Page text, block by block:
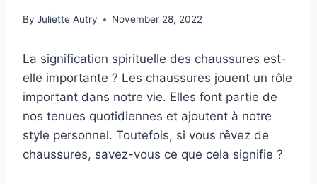
By Juliette Autry November 28, 2022
La signification spirituelle des chaussures est-
elle importante ? Les chaussures jouent un rôle
important dans notre vie. Elles font partie de
nos tenues quotidiennes et ajoutent à notre
style personnel. Toutefois, si vous rêvez de
chaussures, savez-vous ce que cela signifie ?